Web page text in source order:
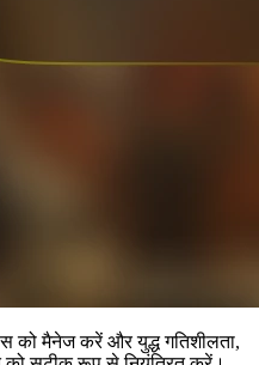
को मैनेज करें और युद्ध गतिशीलता,